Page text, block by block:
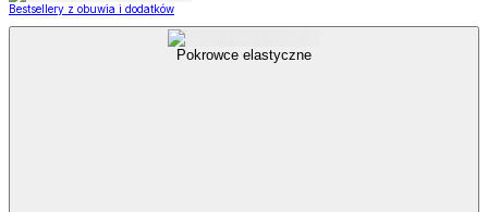
Bestsellery z obuwia i dodatków
Pokrowce elastyczne